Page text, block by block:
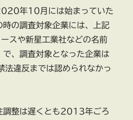
年10月には始まっていた
時の調査対象企業には、上記
スや新星工業社などの名前
で、調査対象となった企業は
違反までは認められなかっ
調整は遅くとも2013年ごろ